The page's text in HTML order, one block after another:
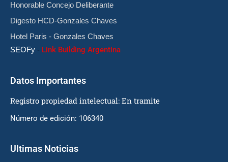
Honorable Concejo Deliberante
Digesto HCD-Gonzales Chaves
Hotel Paris - Gonzales Chaves
SEOFy - Link Building Argentina
Datos Importantes
Registro propiedad intelectual: En tramite
Número de edición: 106340
Ultimas Noticias